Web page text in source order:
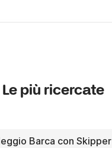
Le più ricercate
Barca con Skipper